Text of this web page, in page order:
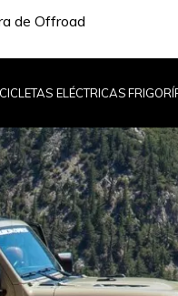
de Offroad
ELÉCTRICAS